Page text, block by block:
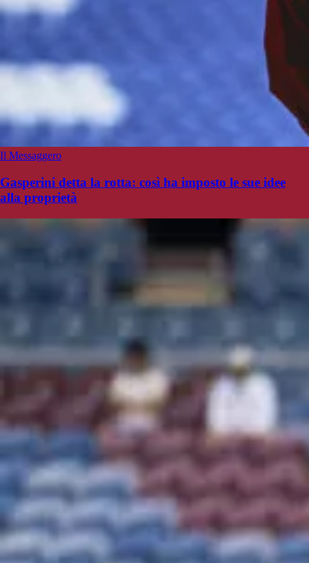
Il Messaggero
Gasperini detta la rotta: così ha imposto le sue idee
alla proprietà